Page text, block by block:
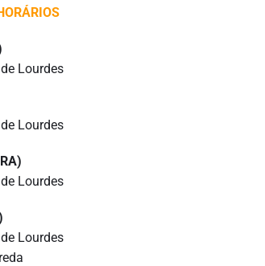
Lourdes
Lourdes
Lourdes
Lourdes